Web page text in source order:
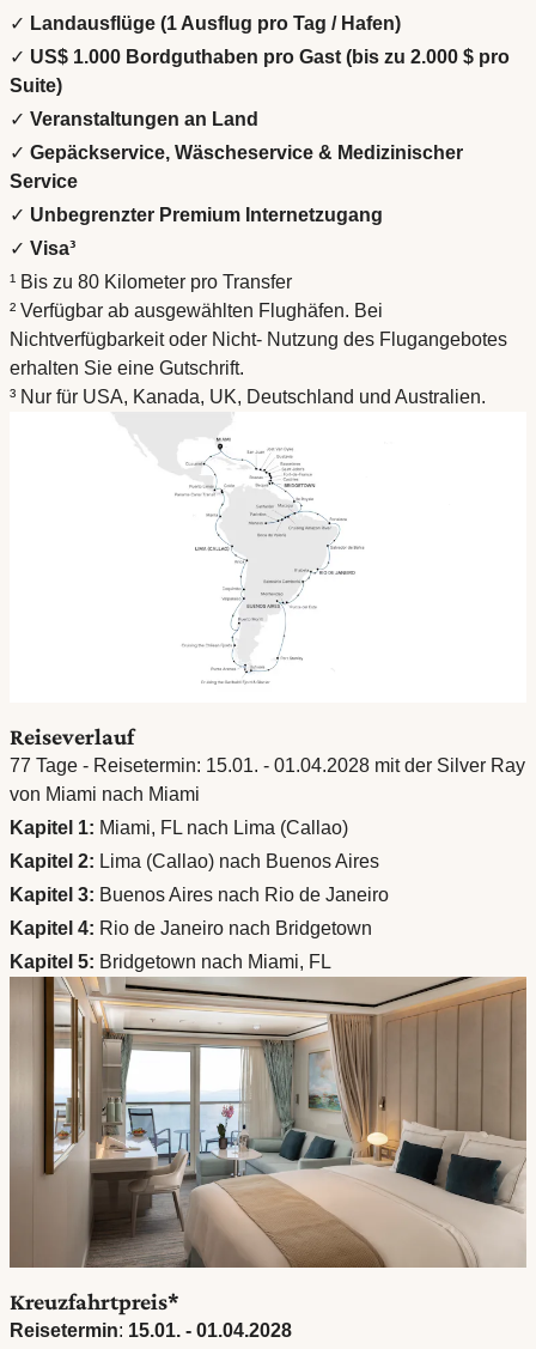
✓ Landausflüge (1 Ausflug pro Tag / Hafen)
✓ US$ 1.000 Bordguthaben pro Gast (bis zu 2.000 $ pro
Suite)
✓ Veranstaltungen an Land
✓ Gepäckservice, Wäscheservice & Medizinischer
Service
✓ Unbegrenzter Premium Internetzugang
✓ Visa³
¹ Bis zu 80 Kilometer pro Transfer
² Verfügbar ab ausgewählten Flughäfen. Bei
Nichtverfügbarkeit oder Nicht- Nutzung des Flugangebotes
erhalten Sie eine Gutschrift.
³ Nur für USA, Kanada, UK, Deutschland und Australien.
Reiseverlauf
77 Tage - Reisetermin: 15.01. - 01.04.2028 mit der Silver Ray
von Miami nach Miami
Kapitel 1: Miami, FL nach Lima (Callao)
Kapitel 2: Lima (Callao) nach Buenos Aires
Kapitel 3: Buenos Aires nach Rio de Janeiro
Kapitel 4: Rio de Janeiro nach Bridgetown
Kapitel 5: Bridgetown nach Miami, FL
Kreuzfahrtpreis*
Reisetermin: 15.01. - 01.04.2028